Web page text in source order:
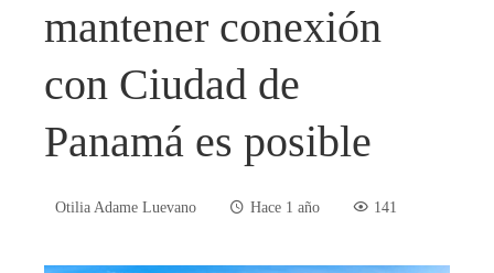
mantener conexión
con Ciudad de
Panamá es posible
Otilia Adame Luevano Hace 1 año 141